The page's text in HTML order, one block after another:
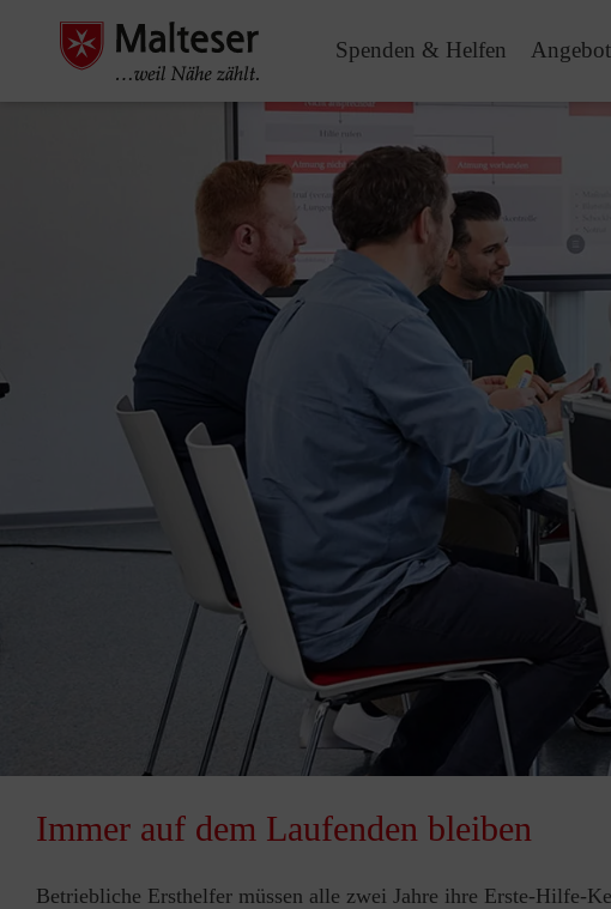
Spenden & Helfen
Immer auf dem Laufenden bleiben
Betriebliche Ersthelfer müssen alle zwei Jahre ihre Erste-Hilfe-